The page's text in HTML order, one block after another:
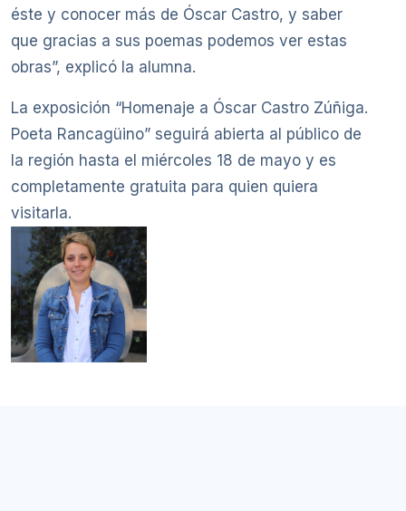
éste y conocer más de Óscar Castro, y saber
que gracias a sus poemas podemos ver estas
obras”, explicó la alumna.
La exposición “Homenaje a Óscar Castro Zúñiga.
Poeta Rancagüino” seguirá abierta al público de
la región hasta el miércoles 18 de mayo y es
completamente gratuita para quien quiera
visitarla.